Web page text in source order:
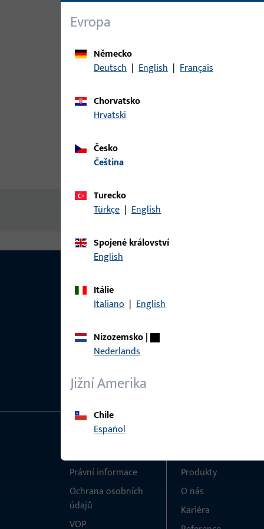
Popis produktu
Žádný obsah není k dispozici
Evropa
Německo
Deutsch | English | Français
Chorvatsko
Hrvatski
Česko
čeština
Turecko
Türkçe | English
Spojené království
English
Itálie
Italiano | English
Nizozemsko|
Nederlands
Jižní Amerika
Chile
Español
Právní informace
Ochrana osobních
údajů
VOP
Produkty
O nás
Kariéra